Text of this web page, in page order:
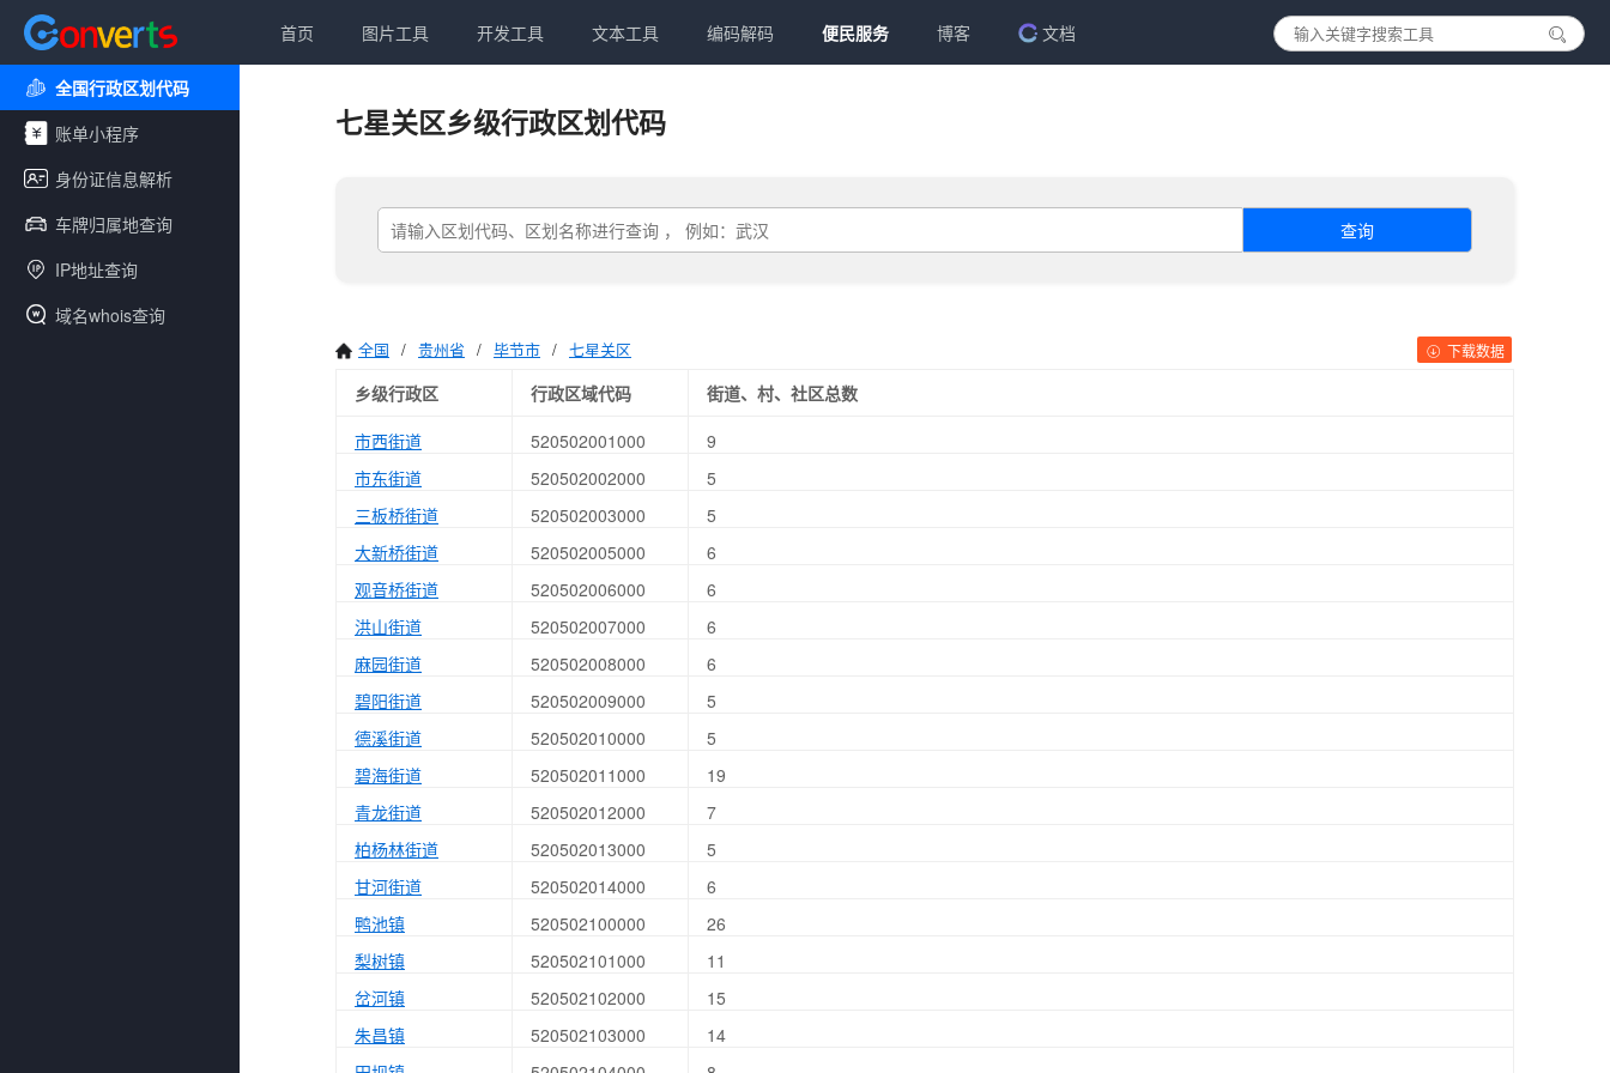
首页 图片工具 开发工具 文本工具 编码解码 便民服务 博客 文档
全国行政区划代码
账单小程序
身份证信息解析
车牌归属地查询
IP地址查询
域名whois查询
七星关区乡级行政区划代码
查询
全国 / 贵州省 / 毕节市 / 七星关区 下载数据
乡级行政区 行政区域代码
街道、村、社区总数
市西街道
520502001000
9
市东街道
520502002000
5
三板桥街道
520502003000
5
大新桥街道
520502005000
6
观音桥街道
520502006000
6
洪山街道
520502007000
6
麻园街道
520502008000
6
碧阳街道
520502009000
5
德溪街道
520502010000
5
碧海街道
520502011000
19
青龙街道
520502012000
7
柏杨林街道
520502013000
5
甘河街道
520502014000
6
鸭池镇
520502100000
26
梨树镇
520502101000
11
岔河镇
520502102000
15
朱昌镇
520502103000
14